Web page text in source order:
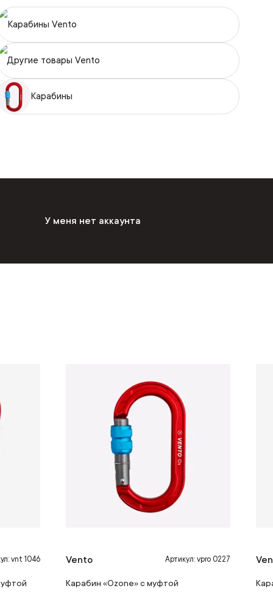
Карабины Vento
Другие товары Vento
Карабины
У меня нет аккаунта
vnt 1046 Vento Артикул: vpro 0227
Карабин «Ozone» с муфтой